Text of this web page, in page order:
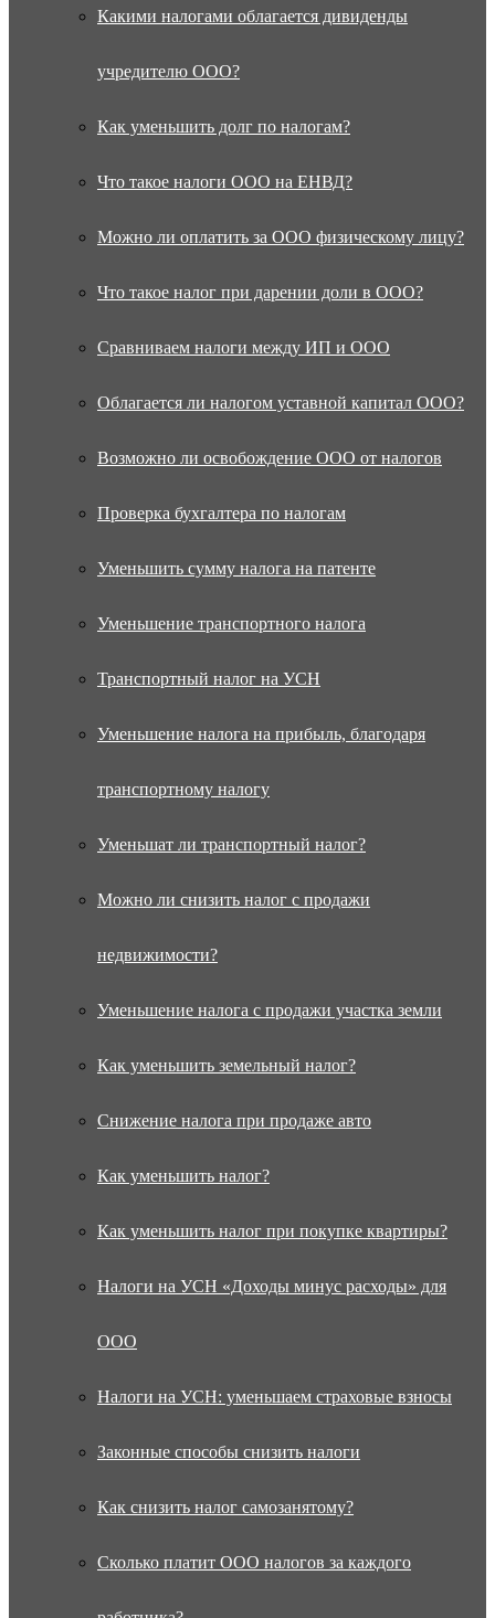
Какими налогами облагается дивиденды
учредителю ООО?
Как уменьшить долг по налогам?
Что такое налоги ООО на ЕНВД?
Можно ли оплатить за ООО физическому лицу?
Что такое налог при дарении доли в ООО?
Сравниваем налоги между ИП и ООО
Облагается ли налогом уставной капитал ООО?
Возможно ли освобождение ООО от налогов
Проверка бухгалтера по налогам
Уменьшить сумму налога на патенте
Уменьшение транспортного налога
Транспортный налог на УСН
Уменьшение налога на прибыль, благодаря
транспортному налогу
Уменьшат ли транспортный налог?
Можно ли снизить налог с продажи
недвижимости?
Уменьшение налога с продажи участка земли
Как уменьшить земельный налог?
Снижение налога при продаже авто
Как уменьшить налог?
Как уменьшить налог при покупке квартиры?
Налоги на УСН «Доходы минус расходы» для
ООО
Налоги на УСН: уменьшаем страховые взносы
Законные способы снизить налоги
Как снизить налог самозанятому?
Сколько платит ООО налогов за каждого